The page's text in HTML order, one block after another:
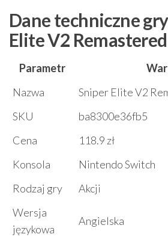
Dane techniczne
Elite V2
Parametr
Nazwa
Sniper Elite V2
SKU
ba8300e36fb5
Cena
118.9 zł
Konsola
Nintendo Switch
Rodzaj gry
Akcji
Wersja
językowa
Angielska